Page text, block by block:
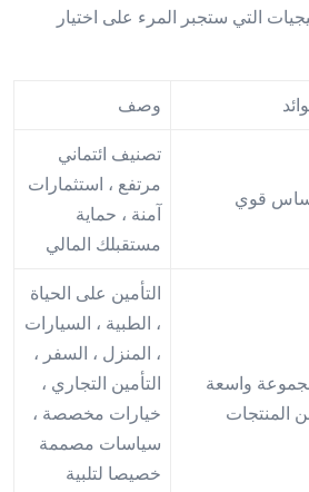
التي ستجبر المرء على اختيار
وصف
قوي
تصنيف ائتماني
مرتفع ، استثمارات
آمنة ، حماية
مستقبلك المالي
واسعة
المنتجات
التأمين على الحياة
، الطبية ، السيارات
، المنزل ، السفر ،
التأمين التجاري ،
خيارات مخصصة ،
سياسات مصممة
خصيصا لتلبية